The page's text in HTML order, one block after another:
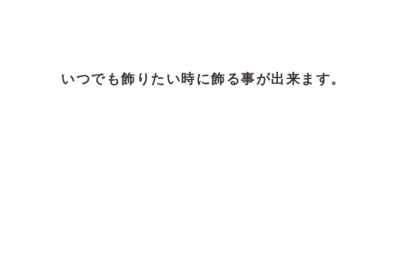
いつでも飾りたい時に飾る事が出来ます。